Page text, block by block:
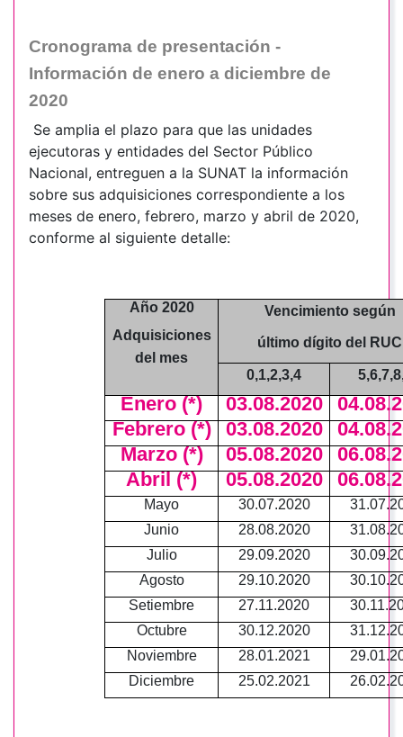
Cronograma de presentación -
Información de enero a diciembre de
2020
Se amplia el plazo para que las unidades
ejecutoras y entidades del Sector Público
Nacional, entreguen a la SUNAT la información
sobre sus adquisiciones correspondiente a los
meses de enero, febrero, marzo y abril de 2020,
conforme al siguiente detalle:
Año 2020
Adquisiciones
del mes
Vencimiento según
último dígito del RUC
0,1,2,3,4
Enero (*) 03.08.2020
Febrero(*) 03.08.2020
Marzo(*) 05.08.2020
Abril(*) 05.08.2020
Mayo 30.07.2020
Junio
28.08.2020
Julio
29.09.2020
Agosto
29.10.2020
Setiembre
27.11.2020
Octubre
30.12.2020
Noviembre
28.01.2021
Diciembre
25.02.2021